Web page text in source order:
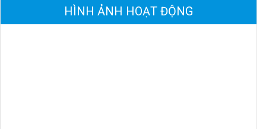
HÌNH ẢNH HOẠT ĐỘNG